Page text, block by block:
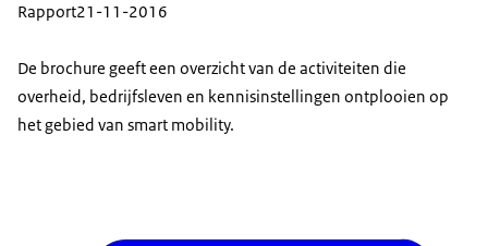
Rapport21-11-2016
De brochure geeft een overzicht van de activiteiten die
overheid, bedrijfsleven en kennisinstellingen ontplooien op
het gebied van smart mobility.